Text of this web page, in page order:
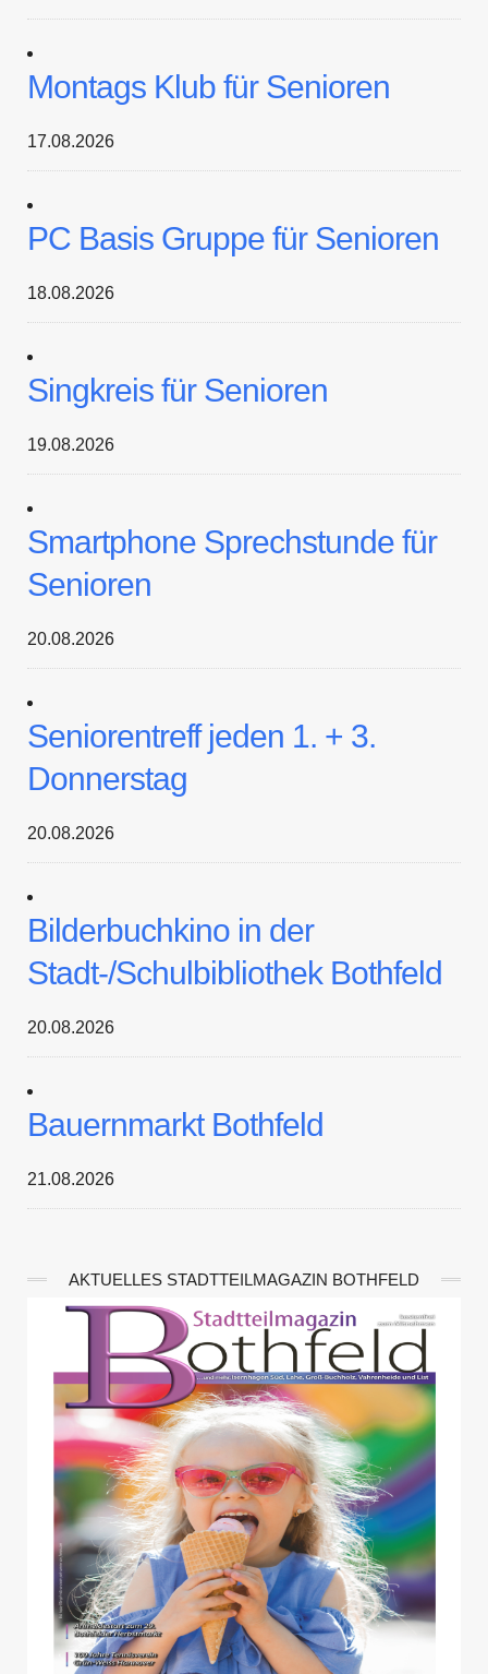
Montags Klub für Senioren
17.08.2026
PC Basis Gruppe für Senioren
18.08.2026
Singkreis für Senioren
19.08.2026
Smartphone Sprechstunde für
Senioren
20.08.2026
Seniorentreff jeden 1. + 3.
Donnerstag
20.08.2026
Bilderbuchkino in der
Stadt-/Schulbibliothek Bothfeld
20.08.2026
Bauernmarkt Bothfeld
21.08.2026
AKTUELLES STADTTEILMAGAZIN BOTHFELD